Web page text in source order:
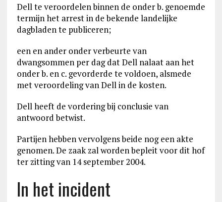
Dell te veroordelen binnen de onder b. genoemde
termijn het arrest in de bekende landelijke
dagbladen te publiceren;
een en ander onder verbeurte van
dwangsommen per dag dat Dell nalaat aan het
onder b. en c. gevorderde te voldoen, alsmede
met veroordeling van Dell in de kosten.
Dell heeft de vordering bij conclusie van
antwoord betwist.
Partijen hebben vervolgens beide nog een akte
genomen. De zaak zal worden bepleit voor dit hof
ter zitting van 14 september 2004.
In het incident